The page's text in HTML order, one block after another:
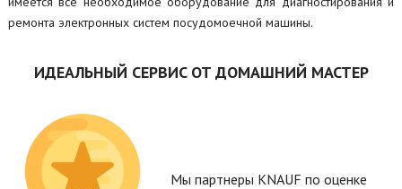
ремонта электронных систем посудомоечной машины.
ИДЕАЛЬНЫЙ СЕРВИС ОТ ДОМАШНИЙ МАСТЕР
Мы партнеры KNAUF по оценке